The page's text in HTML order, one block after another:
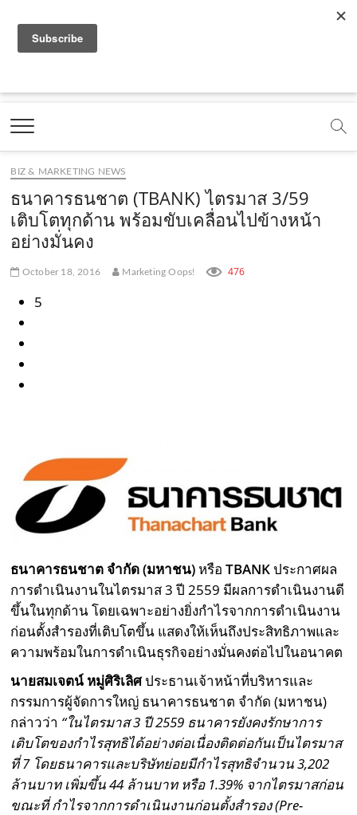
a
e
b
o
o
k
.
c
o
o
t
b
e
.
c
o
.
o
e
m
e
t
g
r
a
.
t
k
c
m
Marketing Oops!
DIGITAL | CREATIVE | ADVERTISING | CAMPAIGN |
BIZ & MARKETING NEWS
ธนาคารธนชาต (TBANK) ไตรมาส 3/59
เติบโตทุกด้าน พร้อมขับเคลื่อนไปข้างหน้า
อย่างมั่นคง
October 18, 2016 Marketing Oops! 476
5
ธนาคารธนชาต จำกัด (มหาชน) หรือTBANKประกาศผล
การดำเนินงานในไตรมาส 3 ปี 2559 มีผลการดำเนินงานดี
ขึ้นในทุกด้าน โดยเฉพาะอย่างยิ่งกำไรจากการดำเนินงาน
ก่อนตั้งสำรองที่เติบโตขึ้น แสดงให้เห็นถึงประสิทธิภาพและ
ความพร้อมในการดำเนินธุรกิจอย่างมั่นคงต่อไปในอนาคต
นายสมเจตน์ หมู่ศิริเลิศประธานเจ้าหน้าที่บริหารและ
กรรมการผู้จัดการใหญ่ ธนาคารธนชาต จำกัด (มหาชน)
กล่าวว่า “ในไตรมาส 3 ปี 2559 ธนาคารยังคงรักษาการ
เติบโตของกำไรสุทธิได้อย่างต่อเนื่องติดต่อกันเป็นไตรมาส
ที่ 7 โดยธนาคารและบริษัทย่อยมีกำไรสุทธิจำนวน 3,202
ล้านบาท เพิ่มขึ้น 44 ล้านบาท หรือ 1.39% จากไตรมาสก่อน
ขณะที่ กำไรจากการดำเนินงานก่อนตั้งสำรอง (Pre-